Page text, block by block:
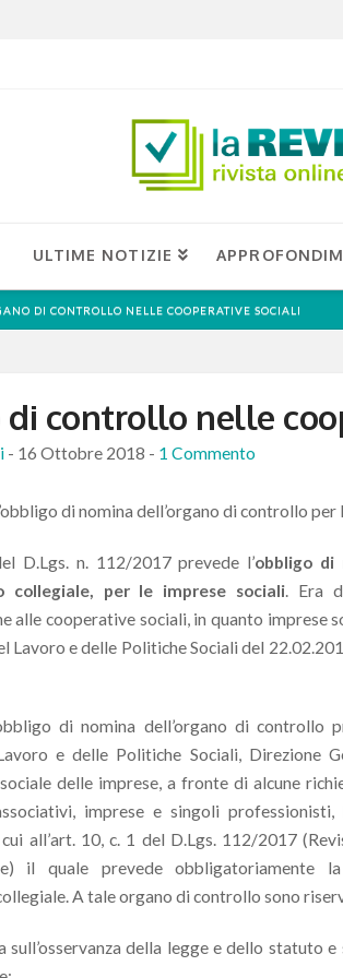
ULTIME NOTIZIE
DI CONTROLLO NELLE COOPERATIVE SOCIALI
di controllo nelle
- 16 Ottobre 2018 - 1 Commento
di nomina dell’organo di controllo
D.Lgs. n. 112/2017 prevede l’obbligo di
collegiale, per le imprese sociali . Era
alle cooperative sociali, in quanto
Lavoro e delle Politiche Sociali del
di nomina dell’organo di controllo
e delle Politiche Sociali, Direzione
delle imprese, a fronte di alcune
imprese e singoli
all’art. 10, c. 1 del D.Lgs. 112/2017
il quale prevede obbligatoriamente
A tale organo di controllo sono
della legge e dello statuto e